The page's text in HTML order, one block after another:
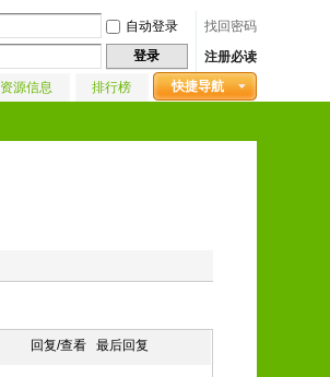
自动登录
找回密码
登录 注册必读
快捷导航
资源信息 排行榜
回复/查看 最后回复